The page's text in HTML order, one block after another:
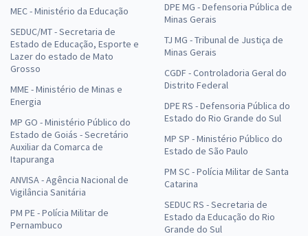
MEC - Ministério da Educação
SEDUC/MT - Secretaria de
Estado de Educação, Esporte e
Lazer do estado de Mato
Grosso
MME - Ministério de Minas e
Energia
MP GO - Ministério Público do
Estado de Goiás - Secretário
Auxiliar da Comarca de
Itapuranga
ANVISA - Agência Nacional de
Vigilância Sanitária
PM PE - Polícia Militar de
Pernambuco
DPE MG - Defensoria Pública de
Minas Gerais
TJ MG - Tribunal de Justiça de
Minas Gerais
CGDF - Controladoria Geral do
Distrito Federal
DPE RS - Defensoria Pública do
Estado do Rio Grande do Sul
MP SP - Ministério Público do
Estado de São Paulo
PM SC - Polícia Militar de Santa
Catarina
SEDUC RS - Secretaria de
Estado da Educação do Rio
Grande do Sul